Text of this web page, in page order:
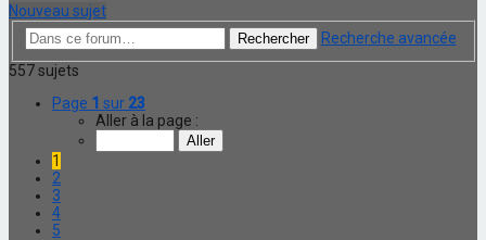
Nouveau sujet
Rechercher
Recherche avancée
557 sujets
Page 1 sur 23
Aller à la page :
1
2
3
4
5